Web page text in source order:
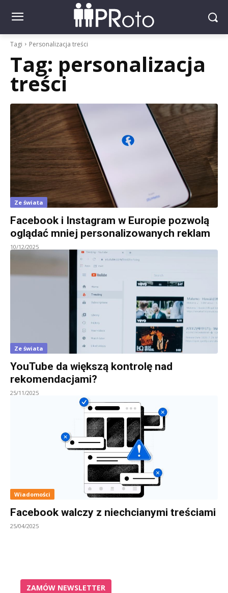
Tagi Personalizacja treści
Tag: personalizacja
treści
Ze świata
Facebook i Instagram w Europie pozwolą
oglądać mniej personalizowanych reklam
10/12/2025
Ze świata
YouTube da większą kontrolę nad
rekomendacjami?
25/11/2025
Wiadomości
Facebook walczy z niechcianymi treściami
25/04/2025
ZAMÓW NEWSLETTER